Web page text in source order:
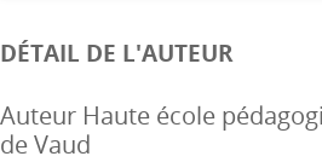
DÉTAIL DE L'AUTEUR
Auteur Haute école
de Vaud